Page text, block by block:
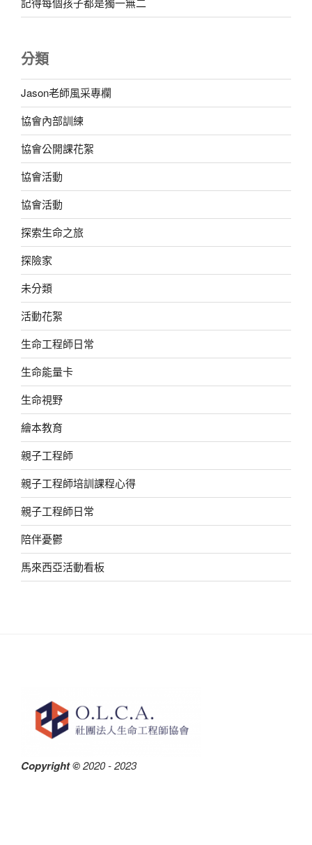
分類
Jason老師風采專欄
協會內部訓練
協會公開課花絮
協會活動
協會活動
探索生命之旅
探險家
未分類
活動花絮
生命工程師日常
生命能量卡
生命視野
繪本教育
親子工程師
親子工程師培訓課程心得
親子工程師日常
陪伴憂鬱
馬來西亞活動看板
Copyright ©2020 - 2023